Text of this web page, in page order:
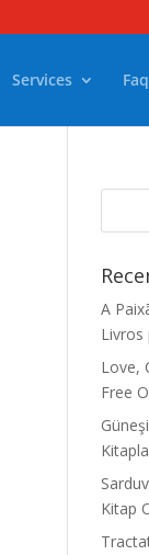
Services
A
Livros
Love,
Free
Kitap